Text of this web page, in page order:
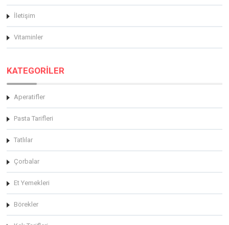
İletişim
Vitaminler
KATEGORİLER
Aperatifler
Pasta Tarifleri
Tatlılar
Çorbalar
Et Yemekleri
Börekler